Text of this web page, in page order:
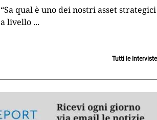
“Sa qual è uno dei nostri asset strategici
a livello ...
Tutti le Interviste